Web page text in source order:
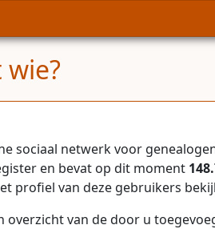
sociaal netwerk voor
en bevat op dit moment
profiel van deze gebruikers
overzicht van de door u